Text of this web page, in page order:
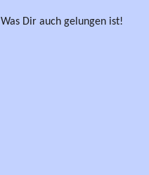
Was Dir auch gelungen ist!